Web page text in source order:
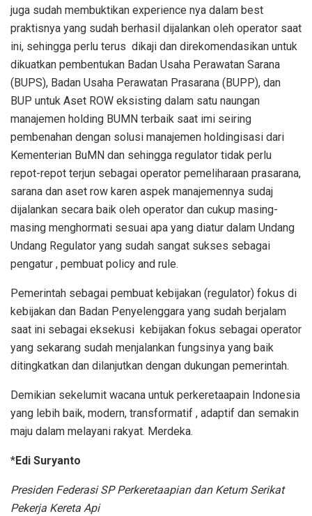
juga sudah membuktikan experience nya dalam best
praktisnya yang sudah berhasil dijalankan oleh operator saat
ini, sehingga perlu terus dikaji dan direkomendasikan untuk
dikuatkan pembentukan Badan Usaha Perawatan Sarana
(BUPS), Badan Usaha Perawatan Prasarana (BUPP), dan
BUP untuk Aset ROW eksisting dalam satu naungan
manajemen holding BUMN terbaik saat imi seiring
pembenahan dengan solusi manajemen holdingisasi dari
Kementerian BuMN dan sehingga regulator tidak perlu
repot-repot terjun sebagai operator pemeliharaan prasarana,
sarana dan aset row karen aspek manajemennya sudaj
dijalankan secara baik oleh operator dan cukup masing-
masing menghormati sesuai apa yang diatur dalam Undang
Undang Regulator yang sudah sangat sukses sebagai
pengatur , pembuat policy and rule.
Pemerintah sebagai pembuat kebijakan (regulator) fokus di
kebijakan dan Badan Penyelenggara yang sudah berjalam
saat ini sebagai eksekusi kebijakan fokus sebagai operator
yang sekarang sudah menjalankan fungsinya yang baik
ditingkatkan dan dilanjutkan dengan dukungan pemerintah.
Demikian sekelumit wacana untuk perkeretaapain Indonesia
yang lebih baik, modern, transformatif , adaptif dan semakin
maju dalam melayani rakyat. Merdeka.
*Edi Suryanto
Presiden Federasi SP Perkeretaapian dan Ketum Serikat
Pekerja Kereta Api